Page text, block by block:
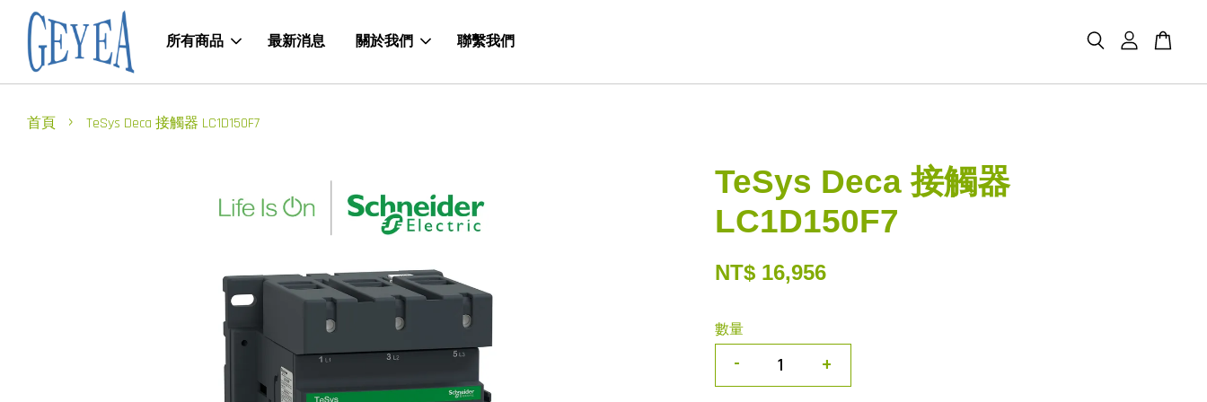
所有商品 最新消息 關於我們 聯繫我們
首頁 › TeSys Deca 接觸器 LC1D150F7
TeSys Deca 接觸器
LC1D150F7
NT$ 16,956
數量
- +